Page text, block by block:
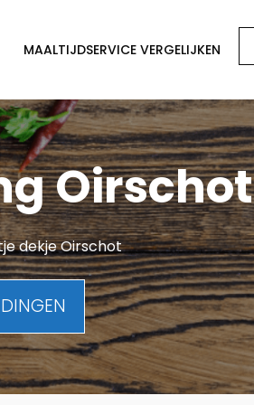
MAALTIJDSERVICE VERGELIJKEN
Oirschot
dekje Oirschot